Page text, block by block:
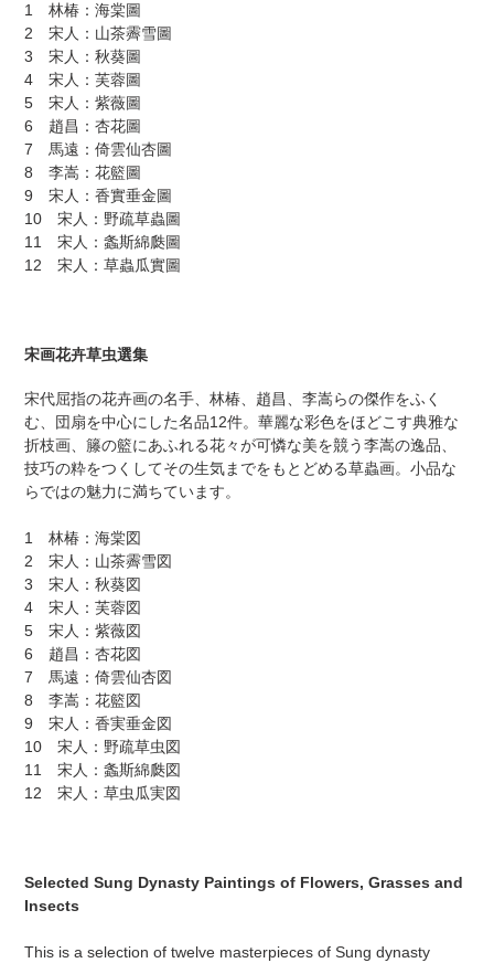
1 林椿：海棠圖
2 宋人：山茶霽雪圖
3 宋人：秋葵圖
4 宋人：芙蓉圖
5 宋人：紫薇圖
6 趙昌：杏花圖
7 馬遠：倚雲仙杏圖
8 李嵩：花籃圖
9 宋人：香實垂金圖
10 宋人：野疏草蟲圖
11 宋人：螽斯綿瓞圖
12 宋人：草蟲瓜實圖
宋画花卉草虫選集
宋代屈指の花卉画の名手、林椿、趙昌、李嵩らの傑作をふく
む、団扇を中心にした名品12件。華麗な彩色をほどこす典雅な
折枝画、籐の籃にあふれる花々が可憐な美を競う李嵩の逸品、
技巧の粋をつくしてその生気までをもとどめる草蟲画。小品な
らではの魅力に満ちています。
1 林椿：海棠図
2 宋人：山茶霽雪図
3 宋人：秋葵図
4 宋人：芙蓉図
5 宋人：紫薇図
6 趙昌：杏花図
7 馬遠：倚雲仙杏図
8 李嵩：花籃図
9 宋人：香実垂金図
10 宋人：野疏草虫図
11 宋人：螽斯綿瓞図
12 宋人：草虫瓜実図
Selected Sung Dynasty Paintings of Flowers, Grasses and
Insects
This is a selection of twelve masterpieces of Sung dynasty